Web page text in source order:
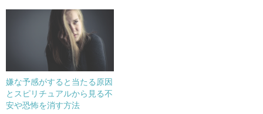
嫌な予感がすると当たる原因
とスピリチュアルから見る不
安や恐怖を消す方法